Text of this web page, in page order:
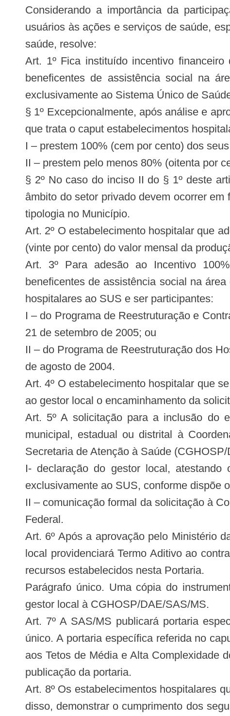
Considerando a importância da
usuários às ações e serviços de saúde,
saúde, resolve:
Art. 1º Fica instituído incentivo
beneficentes de assistência social na
exclusivamente ao Sistema Único de
§ 1º Excepcionalmente, após análise e
que trata o caput estabelecimentos
I – prestem 100% (cem por cento) dos
II – prestem pelo menos 80% (oitenta por
§ 2º No caso do inciso II do § 1º deste
âmbito do setor privado devem ocorrer
tipologia no Município.
Art. 2º O estabelecimento hospitalar que
(vinte por cento) do valor mensal da
Art. 3º Para adesão ao Incentivo
beneficentes de assistência social na
hospitalares ao SUS e ser participantes:
I – do Programa de Reestruturação e
21 de setembro de 2005; ou
II – do Programa de Reestruturação dos
de agosto de 2004.
Art. 4º O estabelecimento hospitalar que
ao gestor local o encaminhamento da
Art. 5º A solicitação para a inclusão do
municipal, estadual ou distrital à
Secretaria de Atenção à Saúde
I- declaração do gestor local,
exclusivamente ao SUS, conforme dispõe
II – comunicação formal da solicitação à
Federal.
Art. 6º Após a aprovação pelo Ministério
local providenciará Termo Aditivo ao
recursos estabelecidos nesta Portaria.
Parágrafo único. Uma cópia do
gestor local à CGHOSP/DAE/SAS/MS.
Art. 7º A SAS/MS publicará portaria
único. A portaria específica referida no
aos Tetos de Média e Alta Complexidade
publicação da portaria.
Art. 8º Os estabelecimentos hospitalares
disso, demonstrar o cumprimento dos